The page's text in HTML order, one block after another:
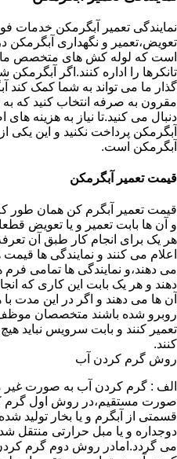
نمایندگی تعمیر آبگرمکن خدمات
تعویض،تعمیر و نگهداری آبگرمکن
است که لوله کش های متخصص ما
تانکرها را اداره کنند.اگر آبگرمکن
گذار ما می تواند به شما کمک کند
مقرون به صرفه انتخاب کنید که
دنبال می کنید.تا نیاز به هزینه های
آبگرمکن پرداخت نکنید و این یکی
آبگرمکن است.
قیمت تعمیر آبگرمکن
قیمت تعمیر آبگرم کن همان طور
و آن ها بابت تعمیر و یا تعویض
هر یک برای انجام کار طبق آن
اعلام می کنند و نمایندگی ها
می دهند،و نمایندگی ها تمامی
دهند و هر یک بابت این کاری که
آن ها می دهند و اگر در این مدت
روبرو شده باشند متخصصان موظف
تعمیر کنند و بابت سرویس نباید
کنند.
روش گرم کردن آب
الف : گرم کردن آب به صورت
صورت مستقیم،در روش اول گرم
قسمتی از آبگرم و یا بخار تولید
دوجداره و یا مبل حرارتی
می گردد.امادر روش دوم گرم